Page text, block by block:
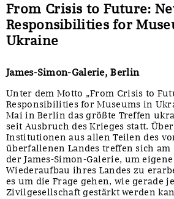
From Crisis to Future:
Responsibilities for
Ukraine
James-Simon-Galerie, Berlin
Unter dem Motto „From Crisis to
Responsibilities for Museums in
Mai in Berlin das größte Treffen
seit Ausbruch des Krieges statt.
Institutionen aus allen Teilen des
überfallenen Landes treffen sich
der James-Simon-Galerie, um
Wiederaufbau ihres Landes zu
es um die Frage gehen, wie gerade
Zivilgesellschaft gestärkt werden